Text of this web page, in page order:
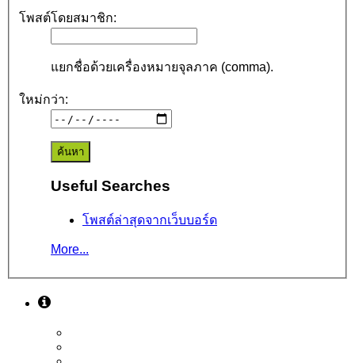
โพสต์โดยสมาชิก:
แยกชื่อด้วยเครื่องหมายจุลภาค (comma).
ใหม่กว่า:
Useful Searches
โพสต์ล่าสุดจากเว็บบอร์ด
More...